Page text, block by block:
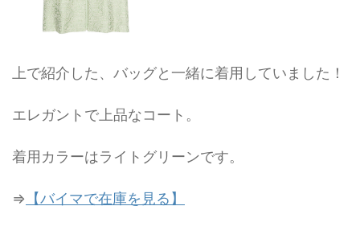
上で紹介した、バッグと一緒に着用していました！
エレガントで上品なコート。
着用カラーはライトグリーンです。
⇒ 【バイマで在庫を見る】